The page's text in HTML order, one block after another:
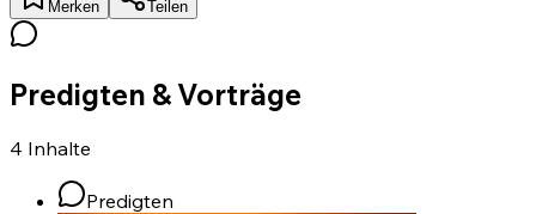
Merken Teilen
Predigten & Vorträge
4 Inhalte
Predigten